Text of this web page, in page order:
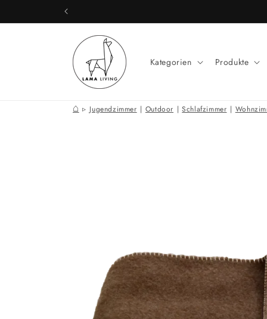
Inhalt
Kategorien Produkte
⌂ Jugendzimmer | Outdoor | Schlafzimmer |